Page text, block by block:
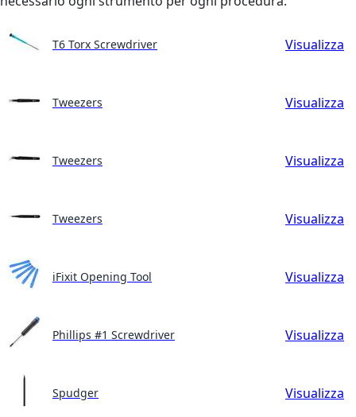
T6 Torx Screwdriver Visualizza
Tweezers Visualizza
Tweezers Visualizza
Tweezers Visualizza
iFixit Opening Tool Visualizza
Phillips #1 Screwdriver Visualizza
Spudger Visualizza